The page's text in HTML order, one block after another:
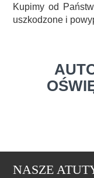
Kupimy od
uszkodzone i
NASZE